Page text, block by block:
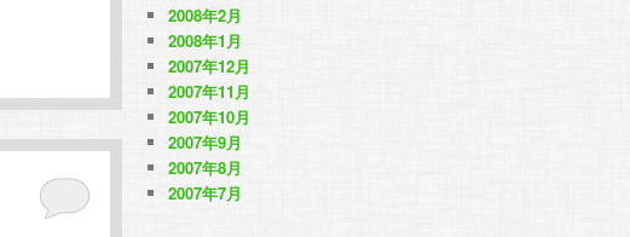
2008年2月
2008年1月
2007年12月
2007年11月
2007年10月
2007年9月
2007年8月
2007年7月